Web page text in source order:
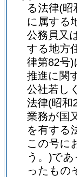
る法律(昭
に属する
公務員又
する地方
律第82号)
推進に関
公社若し
法律(昭和
業務が国
を有する
この号に
う。)であ
ったもの